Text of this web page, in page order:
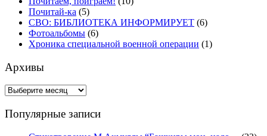
Почитай-ка (5)
СВО: БИБЛИОТЕКА ИНФОРМИРУЕТ (6)
Фотоальбомы (6)
Хроника специальной военной операции (1)
Архивы
Архивы
Популярные записи